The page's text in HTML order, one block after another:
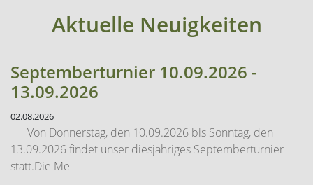
Aktuelle Neuigkeiten
Septemberturnier 10.09.2026 -
13.09.2026
02.08.2026
Von Donnerstag, den 10.09.2026 bis Sonntag, den
13.09.2026 findet unser diesjähriges Septemberturnier
statt.Die Me